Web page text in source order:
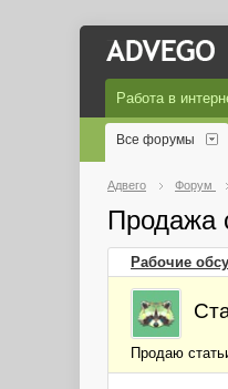
Работа в
Все форумы
Адвего Форум
Продажа
Рабочие
Продаю